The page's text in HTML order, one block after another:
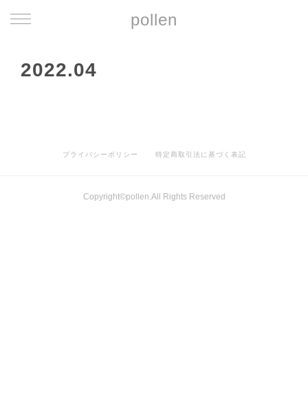
pollen
2022.04
プライバシーポリシー 特定商取引法に基づく表記
Copyright©pollen.All Rights Reserved